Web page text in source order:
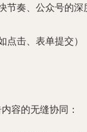
节奏、公众号的深
点击、表单提交）
容的无缝协同：